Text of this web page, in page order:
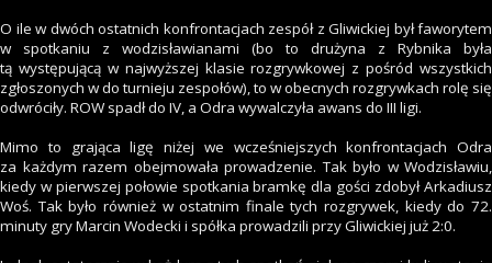
O ile w dwóch ostatnich konfrontacjach zespół z Gliwickiej był faworytem
w spotkaniu z wodzisławianami (bo to drużyna z Rybnika była
tą występującą w najwyższej klasie rozgrywkowej z pośród wszystkich
zgłoszonych w do turnieju zespołów), to w obecnych rozgrywkach rolę się
odwróciły. ROW spadł do IV, a Odra wywalczyła awans do III ligi.
Mimo to grająca ligę niżej we wcześniejszych konfrontacjach Odra
za każdym razem obejmowała prowadzenie. Tak było w Wodzisławiu,
kiedy w pierwszej połowie spotkania bramkę dla gości zdobył Arkadiusz
Woś. Tak było również w ostatnim finale tych rozgrywek, kiedy do 72.
minuty gry Marcin Wodecki i spółka prowadzili przy Gliwickiej już 2:0.